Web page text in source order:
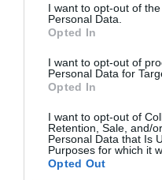
I want to opt-out of
Personal Data.
Opted In
I want to opt-out of
Personal Data for
Opted In
I want to opt-out of
Retention, Sale, and/
Personal Data that Is
Purposes for which it
Opted Out
Artículos anteriores
DIARIO DE LA
Diario de la
se reunió en el año
con Zapatero,
investigación
Plus Ultra